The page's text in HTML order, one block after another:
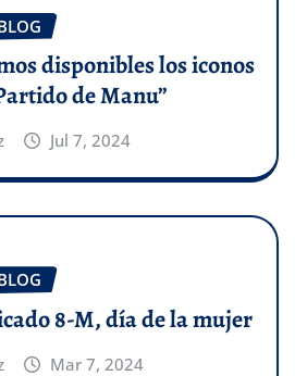
disponibles los iconos
de Manu”
Jul 7, 2024
8-M, día de la mujer
Mar 7, 2024